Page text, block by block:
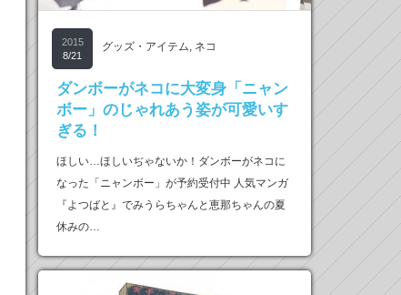
2015
8/21
グッズ・アイテム, ネコ
ダンボーがネコに大変身「ニャン
ボー」のじゃれあう姿が可愛いす
ぎる！
ほしい…ほしいぢゃないか！ダンボーがネコに
なった「ニャンボー」が予約受付中 人気マンガ
『よつばと』でみうらちゃんと恵那ちゃんの夏
休みの…